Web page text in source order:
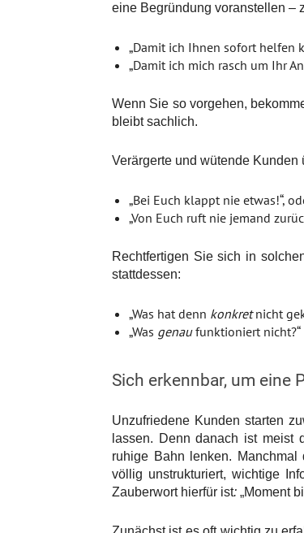
eine Begründung voranstellen –
„Damit ich Ihnen sofort helfen
„Damit ich mich rasch um Ihr
Wenn Sie so vorgehen,
bleibt sachlich.
Verärgerte und wütende Kunden
„Bei Euch klappt nie etwas!“,
„Von Euch ruft nie jemand
Rechtfertigen Sie sich in
stattdessen:
„Was hat denn konkretnicht
„Was genaufunktioniert nicht?“
Sich erkennbar, um eine
Unzufriedene Kunden starten
lassen. Denn danach ist meist
ruhige Bahn lenken.
völlig unstrukturiert, wichtige
Zauberwort hierfür ist: „Moment